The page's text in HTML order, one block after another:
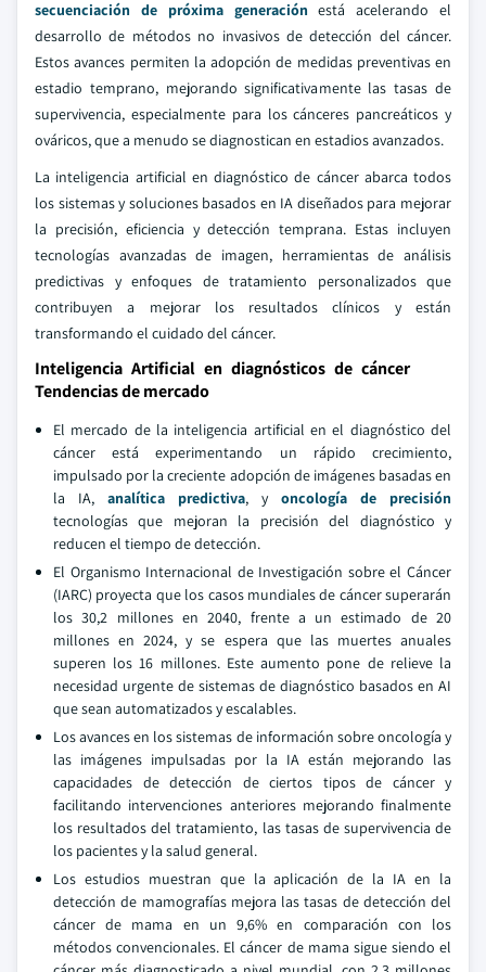
secuenciación de próxima generación está acelerando el
desarrollo de métodos no invasivos de detección del cáncer.
Estos avances permiten la adopción de medidas preventivas en
estadio temprano, mejorando significativamente las tasas de
supervivencia, especialmente para los cánceres pancreáticos y
ováricos, que a menudo se diagnostican en estadios avanzados.
La inteligencia artificial en diagnóstico de cáncer abarca todos
los sistemas y soluciones basados en IA diseñados para mejorar
la precisión, eficiencia y detección temprana. Estas incluyen
tecnologías avanzadas de imagen, herramientas de análisis
predictivas y enfoques de tratamiento personalizados que
contribuyen a mejorar los resultados clínicos y están
transformando el cuidado del cáncer.
Inteligencia Artificial en diagnósticos de cáncer
Tendencias de mercado
El mercado de la inteligencia artificial en el diagnóstico del
cáncer está experimentando un rápido crecimiento,
impulsado por la creciente adopción de imágenes basadas en
la IA, analítica predictiva, y oncología de precisión
tecnologías que mejoran la precisión del diagnóstico y
reducen el tiempo de detección.
El Organismo Internacional de Investigación sobre el Cáncer
(IARC) proyecta que los casos mundiales de cáncer superarán
los 30,2 millones en 2040, frente a un estimado de 20
millones en 2024, y se espera que las muertes anuales
superen los 16 millones. Este aumento pone de relieve la
necesidad urgente de sistemas de diagnóstico basados en AI
que sean automatizados y escalables.
Los avances en los sistemas de información sobre oncología y
las imágenes impulsadas por la IA están mejorando las
capacidades de detección de ciertos tipos de cáncer y
facilitando intervenciones anteriores mejorando finalmente
los resultados del tratamiento, las tasas de supervivencia de
los pacientes y la salud general.
Los estudios muestran que la aplicación de la IA en la
detección de mamografías mejora las tasas de detección del
cáncer de mama en un 9,6% en comparación con los
métodos convencionales. El cáncer de mama sigue siendo el